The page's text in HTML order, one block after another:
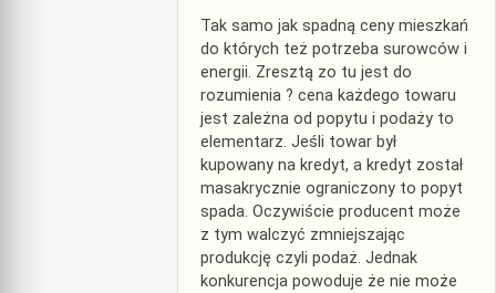
Tak samo jak spadną ceny mieszkań
do których też potrzeba surowców i
energii. Zresztą zo tu jest do
rozumienia ? cena każdego towaru
jest zależna od popytu i podaży to
elementarz. Jeśli towar był
kupowany na kredyt, a kredyt został
masakrycznie ograniczony to popyt
spada. Oczywiście producent może
z tym walczyć zmniejszając
produkcję czyli podaż. Jednak
konkurencja powoduje że nie może